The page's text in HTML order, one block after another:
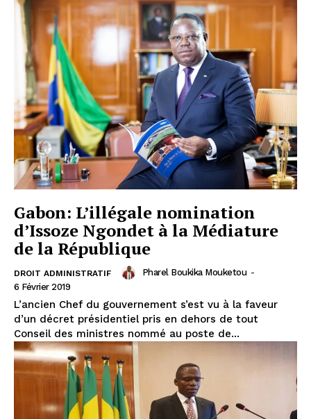
Gabon: L’illégale nomination
d’Issoze Ngondet à la Médiature
de la République
DROIT ADMINISTRATIF Pharel Boukika Mouketou -
6 Février 2019
L’ancien Chef du gouvernement s’est vu à la faveur
d’un décret présidentiel pris en dehors de tout
Conseil des ministres nommé au poste de...